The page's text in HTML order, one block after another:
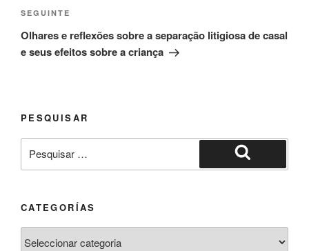
SEGUINTE
Olhares e reflexões sobre a separação litigiosa de casal
e seus efeitos sobre a criança
PESQUISAR
CATEGORÍAS